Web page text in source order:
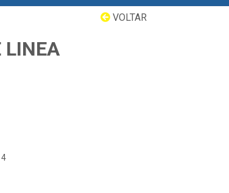
VOLTAR
LINEA